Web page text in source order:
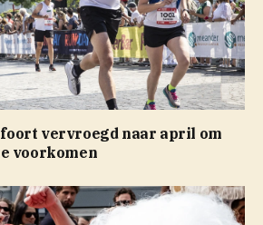
vervroegd naar april om
voorkomen